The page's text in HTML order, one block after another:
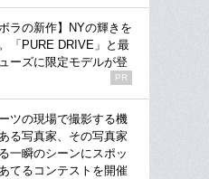
ボラの新作】NYの輝きを
「PURE DRIVE」と最
ーズに限定モデルが登
PR
ツの現場で撮影する機
る写真家、その写真家
一瞬のシーンにスポッ
てるコンテストを開催